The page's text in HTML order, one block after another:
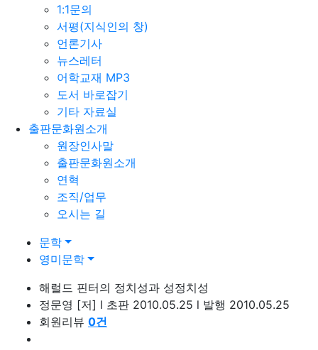
1:1문의
서평(지식인의 창)
언론기사
뉴스레터
어학교재 MP3
도서 바로잡기
기타 자료실
출판문화원소개
원장인사말
출판문화원소개
연혁
조직/업무
오시는 길
문학
영미문학
해럴드 핀터의 정치성과 성정치성
정문영 [저] l 초판 2010.05.25 l 발행 2010.05.25
회원리뷰 0건